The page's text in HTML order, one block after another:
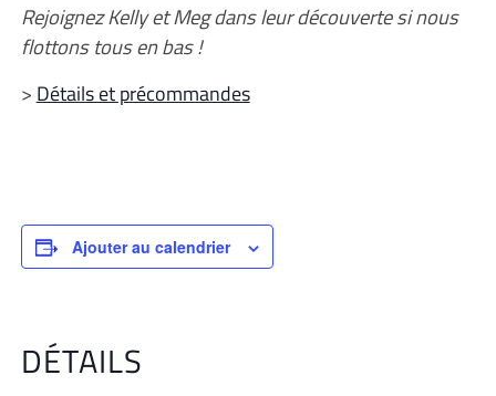
Rejoignez Kelly et Meg dans leur découverte si nous
flottons tous en bas !
> Détails et précommandes
Ajouter au calendrier
DÉTAILS